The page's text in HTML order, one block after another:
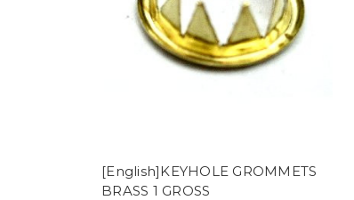
[English]KEYHOLE GROMMETS
BRASS 1 GROSS